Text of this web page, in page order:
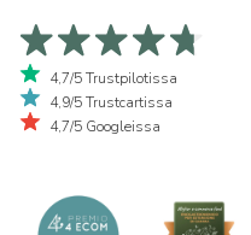
4,7/5 Trustpilotissa
4,9/5 Trustcartissa
4,7/5 Googleissa